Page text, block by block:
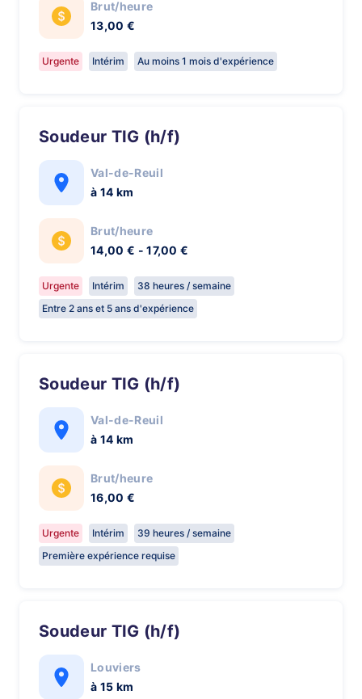
Brut/heure
13,00 €
Urgente Intérim Au moins 1 mois d'expérience
Soudeur TIG (h/f)
Val-de-Reuil
à 14 km
Brut/heure
14,00 € - 17,00 €
Urgente Intérim
38 heures / semaine
Entre 2 ans et 5 ans d'expérience
Soudeur TIG (h/f)
Val-de-Reuil
à 14 km
Brut/heure
16,00 €
Urgente Intérim
39 heures / semaine
Première expérience requise
Soudeur TIG (h/f)
Louviers
à 15 km